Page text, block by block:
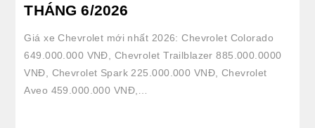
THÁNG 6/2026
Giá xe Chevrolet mới nhất 2026: Chevrolet Colorado
649.000.000 VNĐ, Chevrolet Trailblazer 885.000.0000
VNĐ, Chevrolet Spark 225.000.000 VNĐ, Chevrolet
Aveo 459.000.000 VNĐ,…